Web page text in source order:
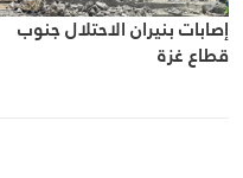
إصابات بنيران الاحتلال جنوب
قطاع غزة